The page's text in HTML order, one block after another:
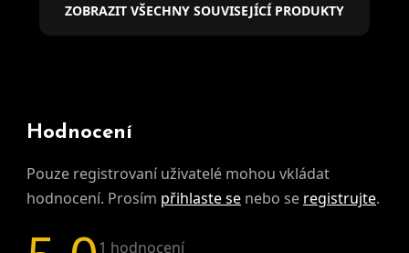
ZOBRAZIT VŠECHNY SOUVISEJÍCÍ PRODUKTY
Hodnocení
Pouze registrovaní uživatelé mohou vkládat
hodnocení. Prosím přihlaste se nebo se registrujte.
1 hodnocení